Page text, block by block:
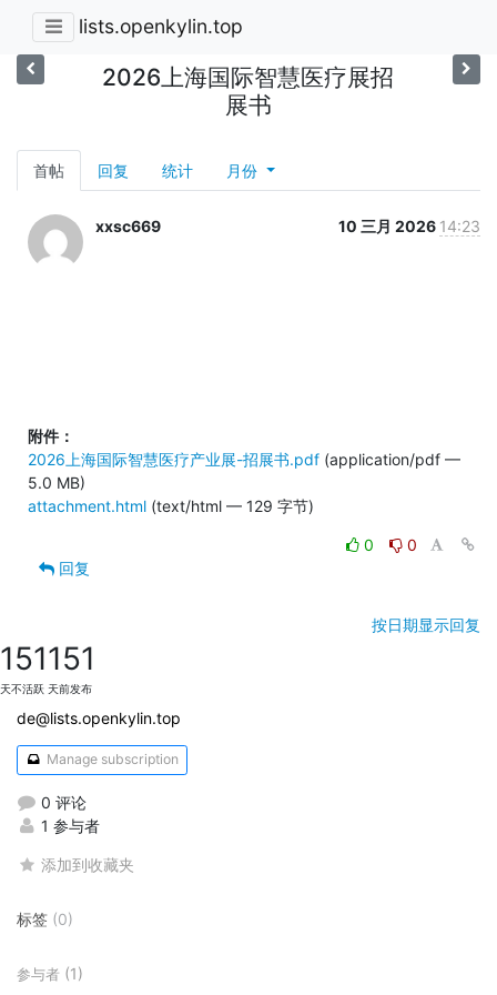
lists.openkylin.top
2026上海国际智慧医疗展招
展书
首帖 回复 统计 月份
xxsc669 10 三月 2026 14:23
附件：
2026上海国际智慧医疗产业展-招展书.pdf (application/pdf —
5.0 MB)
attachment.html (text/html — 129 字节)
0
0
回复
按日期显示回复
151
天不活跃
151
天前发布
de@lists.openkylin.top
Manage subscription
0 评论
1 参与者
添加到收藏夹
标签 (0)
参与者 (1)